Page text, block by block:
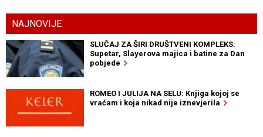
NAJNOVIJE
SLUČAJ ZA ŠIRI DRUŠTVENI KOMPLEKS:
Supetar, Slayerova majica i batine za Dan
pobjede
ROMEO I JULIJA NA SELU: Knjiga kojoj se
vraćam i koja nikad nije iznevjerila